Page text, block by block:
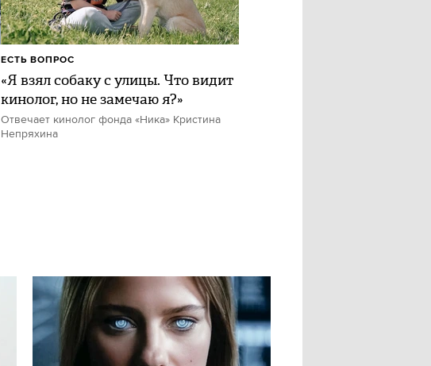
«Я взял собаку с улицы. Что видит
кинолог, но не замечаю я?»
Отвечает кинолог фонда «Ника» Кристина
Непряхина
ЕСТЬ ВОПРОС